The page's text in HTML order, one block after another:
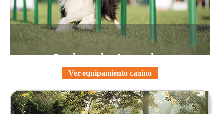
Equipamiento canino
Ver equipamiento canino